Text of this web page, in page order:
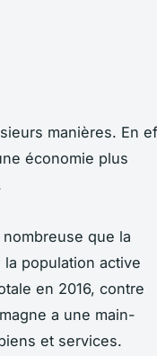
manières. En
économie plus
que la
population active
en 2016, contre
a une main-
et services.